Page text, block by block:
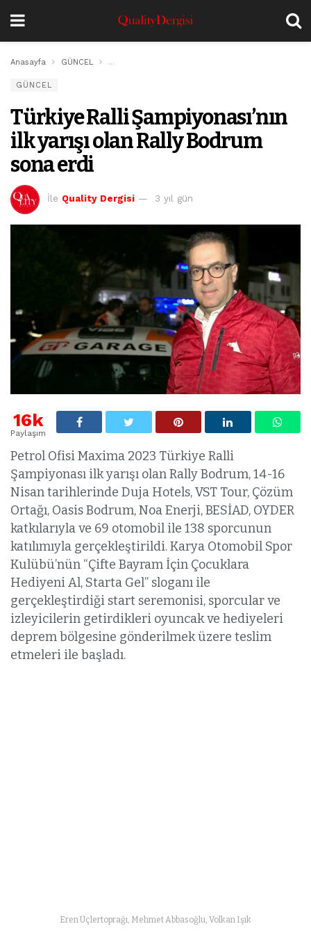
Anasayfa GÜNCEL Türkiye Ralli Şampiyonası’nın ilk yarışı olan Rally
GÜNCEL
Türkiye Ralli Şampiyonası’nın
ilk yarışı olan Rally Bodrum
sona erdi
İle Quality Dergisi 3 yıl gün
16k
Paylaşım
Petrol Ofisi Maxima 2023 Türkiye Ralli
Şampiyonası ilk yarışı olan Rally Bodrum, 14-16
Nisan tarihlerinde Duja Hotels, VST Tour, Çözüm
Ortağı, Oasis Bodrum, Noa Enerji, BESİAD, OYDER
katkılarıyla ve 69 otomobil ile 138 sporcunun
katılımıyla gerçekleştirildi. Karya Otomobil Spor
Kulübü’nün “Çifte Bayram İçin Çocuklara
Hediyeni Al, Starta Gel” sloganı ile
gerçekleştirdiği start seremonisi, sporcular ve
izleyicilerin getirdikleri oyuncak ve hediyeleri
deprem bölgesine gönderilmek üzere teslim
etmeleri ile başladı.
Eren Üçlertoprağı, Mehmet Abbasoğlu, Volkan Işık